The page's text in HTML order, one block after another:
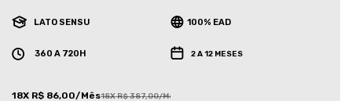
LATO SENSU 100% EAD
360 A 720H 2 A 12 MESES
18X R$ 86,00/Mês18X R$ 387,00/Mês